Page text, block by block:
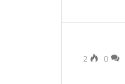
0
2